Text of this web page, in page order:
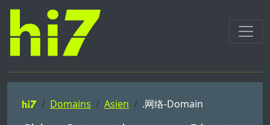
Domains Asien .网络-Domain